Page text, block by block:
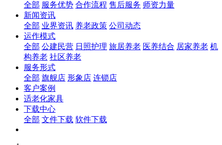
全部 服务优势 合作流程 售后服务 师资力量
新闻资讯
全部 业界资讯 养老政策 公司动态
运作模式
全部 公建民营 日照护理 旅居养老 医养结合 居家养老 机
构养老 社区养老
服务形式
全部 旗舰店 形象店 连锁店
客户案例
适老化家具
下载中心
全部 文件下载 软件下载